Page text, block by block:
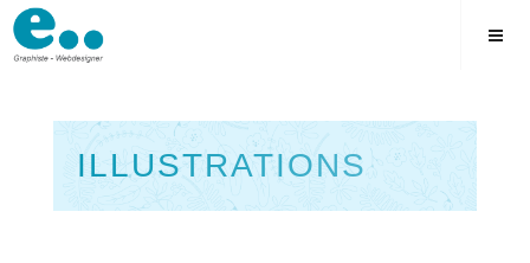
Skip
to
ILLUSTRATIONS